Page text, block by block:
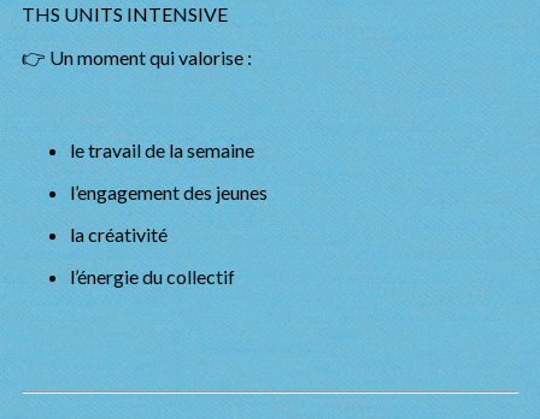
THS UNITS INTENSIVE
👉 Un moment qui valorise :
le travail de la semaine
l’engagement des jeunes
la créativité
l’énergie du collectif